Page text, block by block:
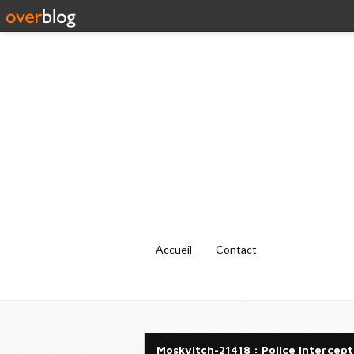
Accueil Contact
Moskvitch-21418 : Police